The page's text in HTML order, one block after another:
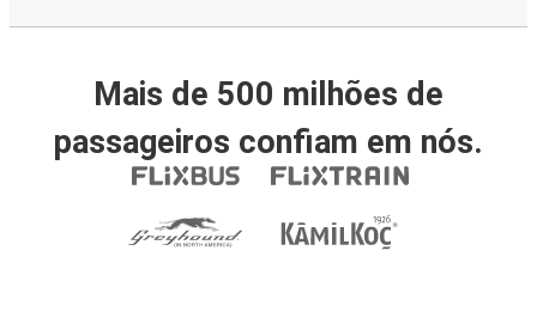
Mais de 500 milhões de
passageiros confiam em nós.